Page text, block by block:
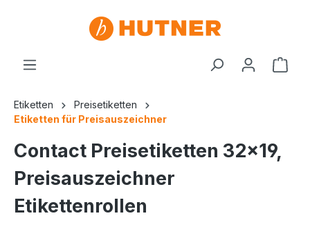
Etiketten
Preisetiketten
Etiketten für Preisauszeichner
Contact Preisetiketten 32x19,
Preisauszeichner
Etikettenrollen